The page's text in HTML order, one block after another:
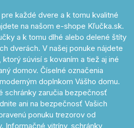
každé dvere a k tomu kvalitné
na našom e-shope Kľučka.sk.
a k tomu dlhé alebo delené štíty
dverách. V našej ponuke nájdete
súvisí s kovaním a tiež aj iné
domov. Číselné označenia
doplnkom Vášho domu.
schránky zaručia bezpečnosť
ani na bezpečnosť Vašich
ponuku trezorov od
Informačné vitríny, schránky